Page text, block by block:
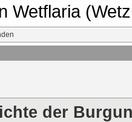
Wetflaria
der